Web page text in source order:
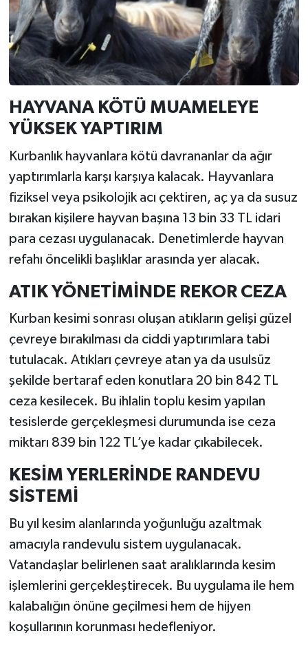
HAYVANA KÖTÜ MUAMELEYE
YÜKSEK YAPTIRIM
Kurbanlık hayvanlara kötü davrananlar da ağır
yaptırımlarla karşı karşıya kalacak. Hayvanlara
fiziksel veya psikolojik acı çektiren, aç ya da susuz
bırakan kişilere hayvan başına 13 bin 33 TL idari
para cezası uygulanacak. Denetimlerde hayvan
refahı öncelikli başlıklar arasında yer alacak.
ATIK YÖNETİMİNDE REKOR CEZA
Kurban kesimi sonrası oluşan atıkların gelişi güzel
çevreye bırakılması da ciddi yaptırımlara tabi
tutulacak. Atıkları çevreye atan ya da usulsüz
şekilde bertaraf eden konutlara 20 bin 842 TL
ceza kesilecek. Bu ihlalin toplu kesim yapılan
tesislerde gerçekleşmesi durumunda ise ceza
miktarı 839 bin 122 TL’ye kadar çıkabilecek.
KESİM YERLERİNDE RANDEVU
SİSTEMİ
Bu yıl kesim alanlarında yoğunluğu azaltmak
amacıyla randevulu sistem uygulanacak.
Vatandaşlar belirlenen saat aralıklarında kesim
işlemlerini gerçekleştirecek. Bu uygulama ile hem
kalabalığın önüne geçilmesi hem de hijyen
koşullarının korunması hedefleniyor.